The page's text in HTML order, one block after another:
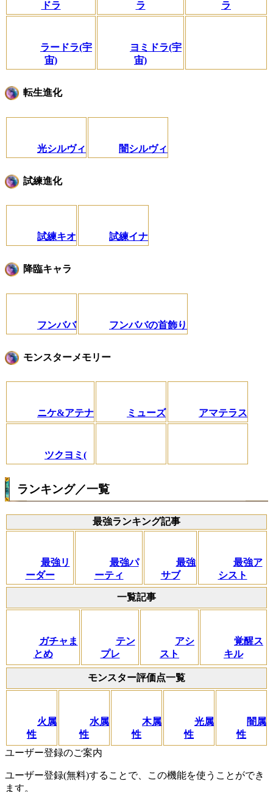
ドラ
ラ
ラ
ラードラ(宇
宙)
ヨミドラ(宇
宙)
転生進化
光シルヴィ 闇シルヴィ
試練進化
試練キオ 試練イナ
降臨キャラ
フンババ フンババの首飾り
モンスターメモリー
ニケ&アテナ ミューズ アマテラス
ツクヨミ(
ランキング／一覧
最強ランキング記事
最強リ
ーダー
最強パ
ーティ
最強
サブ
最強ア
シスト
一覧記事
ガチャま
とめ
テン
プレ
アシ
スト
覚醒ス
キル
モンスター評価点一覧
火属
性
水属
性
木属
性
光属
性
闇属
性
ユーザー登録のご案内
ユーザー登録(無料)することで、この機能を使うことができ
ます。